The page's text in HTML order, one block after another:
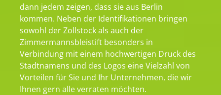
dann jedem zeigen, dass sie aus Berlin
kommen. Neben der Identifikationen bringen
sowohl der Zollstock als auch der
Zimmermannsbleistift besonders in
Verbindung mit einem hochwertigen Druck des
Stadtnamens und des Logos eine Vielzahl von
Vorteilen für Sie und Ihr Unternehmen, die wir
Ihnen gern alle verraten möchten.